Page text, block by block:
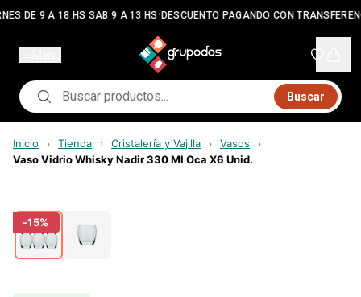
DE 9 A 18 HS SAB 9 A 13 HS•DESCUENTO PAGANDO CON
Buscar
Inicio › Tienda › Cristalería y Vajilla › Vasos ›
Vaso Vidrio Whisky Nadir 330 Ml Oca X6 Unid.
-15%